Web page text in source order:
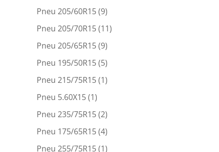
Pneu 205/60R15(9)
Pneu 205/70R15(11)
Pneu 205/65R15(9)
Pneu 195/50R15(5)
Pneu 215/75R15(1)
Pneu 5.60X15(1)
Pneu 235/75R15(2)
Pneu 175/65R15(4)
Pneu 255/75R15(1)